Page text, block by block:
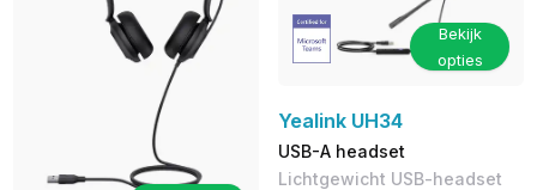
Bekijk
opties
Yealink UH34
USB-A headset
Lichtgewicht USB-headset